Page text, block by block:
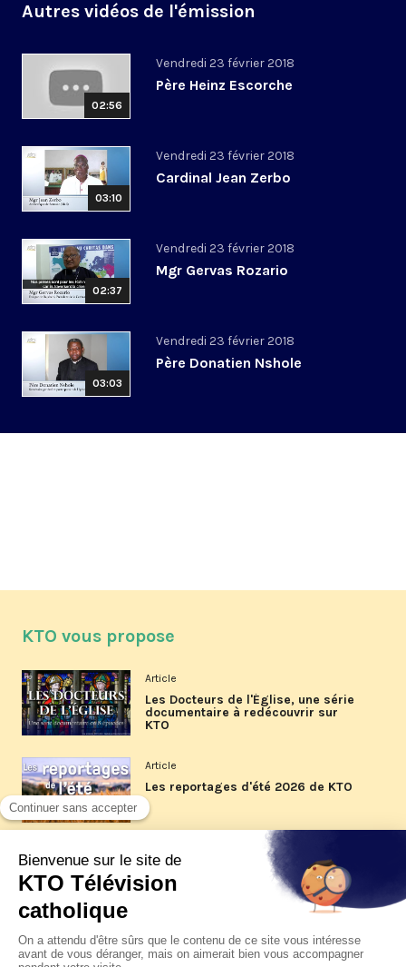
Autres vidéos de l'émission
02:56
Vendredi 23 février 2018
Père Heinz Escorche
03:10
Vendredi 23 février 2018
Cardinal Jean Zerbo
02:37
Vendredi 23 février 2018
Mgr Gervas Rozario
03:03
Vendredi 23 février 2018
Père Donatien Nshole
KTO vous propose
Article
Les Docteurs de l'Église, une série
documentaire à redécouvrir sur
KTO
Article
Les reportages d'été 2026 de KTO
La visite pastorale du pape Léon
XIV à Assise à suivre sur KTO le
jeudi 6 août
Article
Le pape en Uruguay, Argentine et